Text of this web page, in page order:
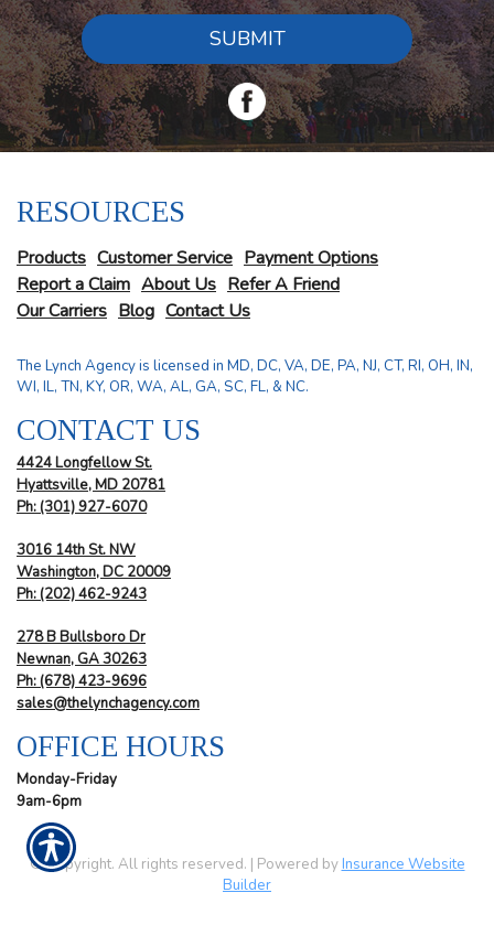
SUBMIT
RESOURCES
Products Customer Service Payment Options
Report a Claim About Us Refer A Friend
Our Carriers Blog Contact Us
The Lynch Agency is licensed in MD, DC, VA, DE, PA, NJ, CT, RI, OH, IN,
WI, IL, TN, KY, OR, WA, AL, GA, SC, FL, & NC.
CONTACT US
4424 Longfellow St.
Hyattsville, MD 20781
Ph: (301) 927-6070
3016 14th St. NW
Washington, DC 20009
Ph:(202) 462-9243
278 B Bullsboro Dr
Newnan, GA 30263
Ph:(678) 423-9696
sales@thelynchagency.com
OFFICE HOURS
Monday-Friday
9am-6pm
© Copyright. All rights reserved. | Powered byInsurance Website
Builder